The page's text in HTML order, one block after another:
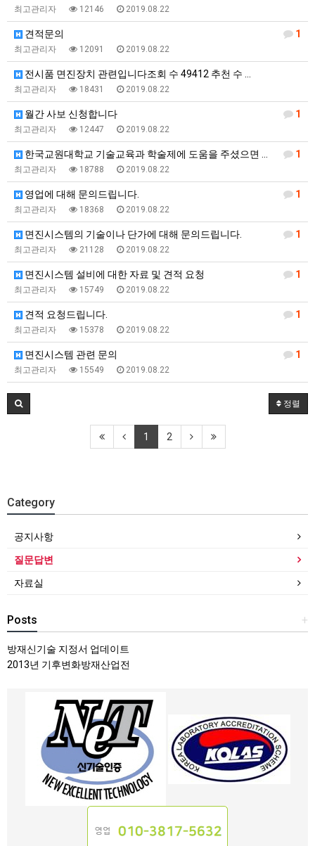
최고관리자 12146 2019.08.22
1
견적문의
최고관리자 12091 2019.08.22
전시품 면진장치 관련입니다조회 수 49412 추천 수 …
최고관리자 18431 2019.08.22
1
월간 사보 신청합니다
최고관리자 12447 2019.08.22
1
한국교원대학교 기술교육과 학술제에 도움을 주셨으면 좋겠…
최고관리자 18788 2019.08.22
1
영업에 대해 문의드립니다.
최고관리자 18368 2019.08.22
1
면진시스템의 기술이나 단가에 대해 문의드립니다.
최고관리자 21128 2019.08.22
1
면진시스템 설비에 대한 자료 및 견적 요청
최고관리자 15749 2019.08.22
1
견적 요청드립니다.
최고관리자 15378 2019.08.22
1
면진시스템 관련 문의
최고관리자 15549 2019.08.22
정렬
1 2
Category
공지사항
질문답변
자료실
+
Posts
방재신기술 지정서 업데이트
2013년 기후변화방재산업전